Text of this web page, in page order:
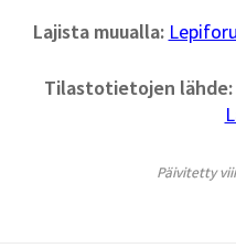
Lajista muualla:
Tilastotietojen lähde:
Päivitetty